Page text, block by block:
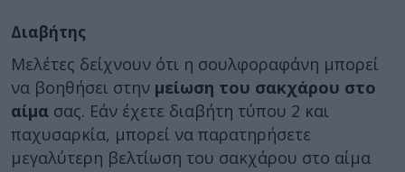
Διαβήτης
Μελέτες δείχνουν ότι η σουλφοραφάνη μπορεί
να βοηθήσει στην μείωση του σακχάρου στο
αίμα σας. Εάν έχετε διαβήτη τύπου 2 και
παχυσαρκία, μπορεί να παρατηρήσετε
μεγαλύτερη βελτίωση του σακχάρου στο αίμα